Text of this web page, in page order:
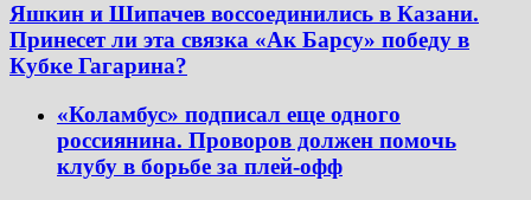
Яшкин и Шипачев воссоединились в Казани.
Принесет ли эта связка «Ак Барсу» победу в
Кубке Гагарина?
«Коламбус» подписал еще одного
россиянина. Проворов должен помочь
клубу в борьбе за плей-офф